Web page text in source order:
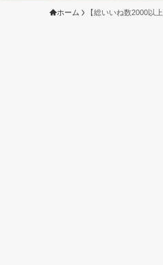
ホーム 【総いいね数2000以